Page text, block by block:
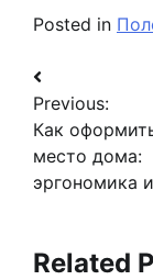
Posted in
по
записям
Previous:
Как
место дома:
эргономика
Related